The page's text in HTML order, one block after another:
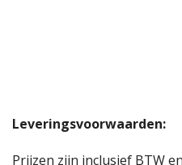
Leveringsvoorwaarden:
Prijzen zijn inclusief BTW